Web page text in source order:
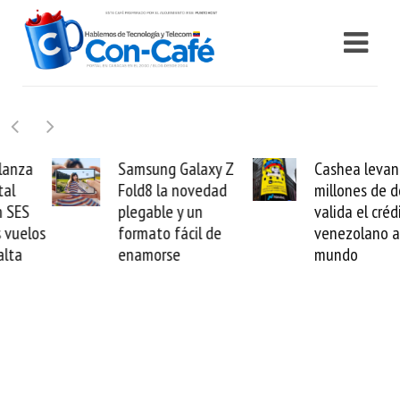
Samsung Galaxy Z
Fold8 la novedad
plegable y un
formato fácil de
enamorse
Cashea levanta 100
millones de dólares y
valida el crédito del
venezolano ante el